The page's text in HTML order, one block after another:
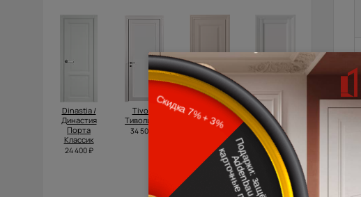
Dinastia /
Династия
Порта
Классик
24 400 ₽
Tivoli /
Тиволи З-1
34 500 ₽
Domenica
Neo Classic
Scalino /
Доменика
Нео
Классик
Скалино
Domenica
Neo Classic
Decoro /
Доменика
Нео
Классик
Декоро
20 315 ₽